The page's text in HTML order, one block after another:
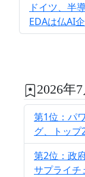
ドイツ、半
EDAは仏AI
2026年
第1位：パ
グ、トップ
第2位：政
サプライチ